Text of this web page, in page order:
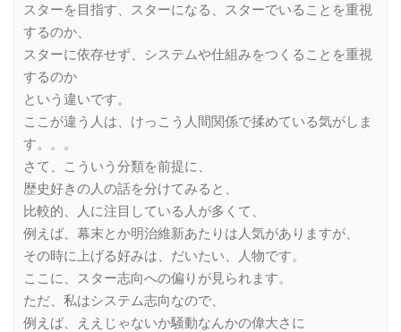
スターを目指す、スターになる、スターでいることを重視
するのか、
スターに依存せず、システムや仕組みをつくることを重視
するのか
という違いです。
ここが違う人は、けっこう人間関係で揉めている気がしま
す。。。
さて、こういう分類を前提に、
歴史好きの人の話を分けてみると、
比較的、人に注目している人が多くて、
例えば、幕末とか明治維新あたりは人気がありますが、
その時に上げる好みは、だいたい、人物です。
ここに、スター志向への偏りが見られます。
ただ、私はシステム志向なので、
例えば、ええじゃないか騒動なんかの偉大さに